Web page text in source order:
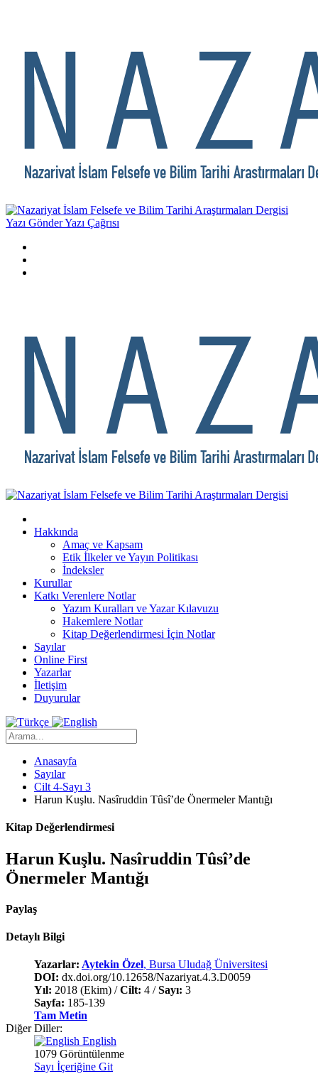
Yazı GönderYazı Çağrısı
Hakkında
Amaç ve Kapsam
Etik İlkeler ve Yayın Politikası
İndeksler
Kurullar
Katkı Verenlere Notlar
Yazım Kuralları ve Yazar Kılavuzu
Hakemlere Notlar
Kitap Değerlendirmesi İçin Notlar
Sayılar
Online First
Yazarlar
İletişim
Duyurular
Anasayfa
Sayılar
Cilt 4-Sayı 3
Harun Kuşlu. Nasîruddin Tûsî’de Önermeler Mantığı
Kitap Değerlendirmesi
Harun Kuşlu. Nasîruddin Tûsî’de
Önermeler Mantığı
Paylaş
Detaylı Bilgi
Yazarlar: Aytekin Özel, Bursa Uludağ Üniversitesi
DOI: dx.doi.org/10.12658/Nazariyat.4.3.D0059
Yıl: 2018 (Ekim) /Cilt: 4 /Sayı: 3
Sayfa: 185-139
Tam Metin
Diğer Diller:
English
1079 Görüntülenme
Sayı İçeriğine Git